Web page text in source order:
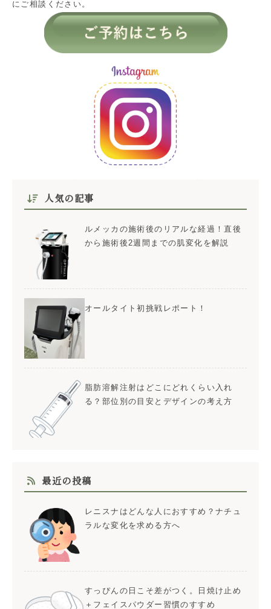
にご相談ください。
人気の記事
ルメッカの施術後のリアルな経過！直後
から施術後2週間までの肌変化を解説
オールタイト初挑戦レポート！
脂肪溶解注射はどこにどれくらい入れ
る？部位別の目安とデザインの考え方
最近の投稿
レニスナはどんな人におすすめ？ナチュ
ラルな変化を求める方へ
すっぴんの日こそ差がつく。日焼け止め
＋フェイスパウダー習慣のすすめ